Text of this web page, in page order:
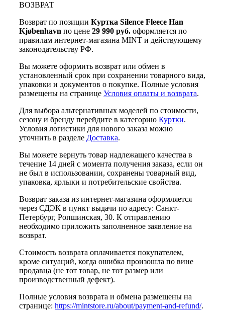
ВОЗВРАТ
Возврат по позиции Куртка Silence Fleece Han
Kjøbenhavn по цене 29 990 руб. оформляется по
правилам интернет-магазина MINT и действующему
законодательству РФ.
Вы можете оформить возврат или обмен в
установленный срок при сохранении товарного вида,
упаковки и документов о покупке. Полные условия
размещены на странице Условия оплаты и возврата.
Для выбора альтернативных моделей по стоимости,
сезону и бренду перейдите в категорию Куртки.
Условия логистики для нового заказа можно
уточнить в разделе Доставка.
Вы можете вернуть товар надлежащего качества в
течение 14 дней с момента получения заказа, если он
не был в использовании, сохранены товарный вид,
упаковка, ярлыки и потребительские свойства.
Возврат заказа из интернет-магазина оформляется
через СДЭК в пункт выдачи по адресу: Санкт-
Петербург, Ропшинская, 30. К отправлению
необходимо приложить заполненное заявление на
возврат.
Стоимость возврата оплачивается покупателем,
кроме ситуаций, когда ошибка произошла по вине
продавца (не тот товар, не тот размер или
производственный дефект).
Полные условия возврата и обмена размещены на
странице: https://mintstore.ru/about/payment-and-refund/.